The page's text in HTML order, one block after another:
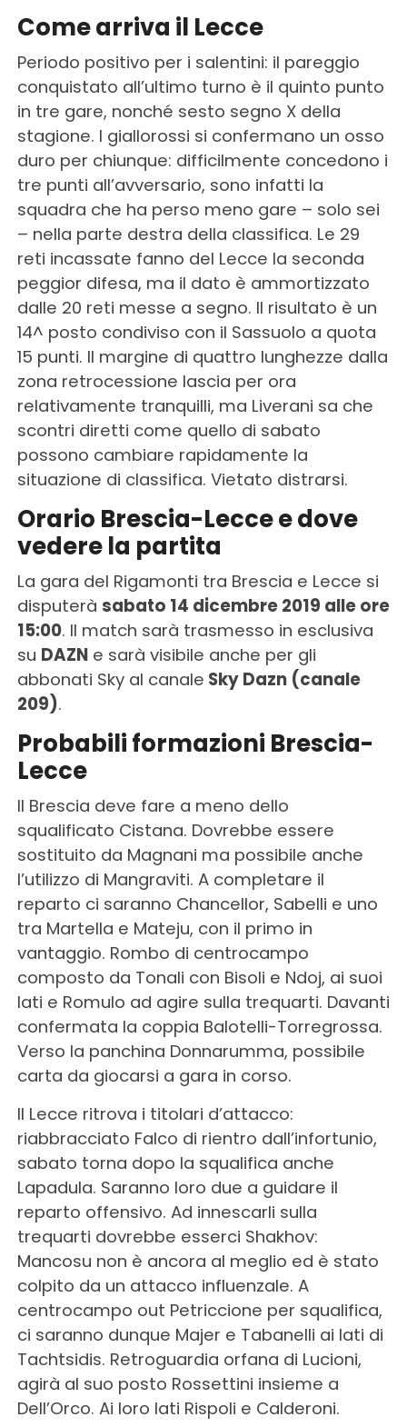
Come arriva il Lecce
Periodo positivo per i salentini: il pareggio
conquistato all’ultimo turno è il quinto punto
in tre gare, nonché sesto segno X della
stagione. I giallorossi si confermano un osso
duro per chiunque: difficilmente concedono i
tre punti all’avversario, sono infatti la
squadra che ha perso meno gare – solo sei
– nella parte destra della classifica. Le 29
reti incassate fanno del Lecce la seconda
peggior difesa, ma il dato è ammortizzato
dalle 20 reti messe a segno. Il risultato è un
14^ posto condiviso con il Sassuolo a quota
15 punti. Il margine di quattro lunghezze dalla
zona retrocessione lascia per ora
relativamente tranquilli, ma Liverani sa che
scontri diretti come quello di sabato
possono cambiare rapidamente la
situazione di classifica. Vietato distrarsi.
Orario Brescia-Lecce e dove
vedere la partita
La gara del Rigamonti tra Brescia e Lecce si
disputerà sabato 14 dicembre 2019 alle ore
15:00. Il match sarà trasmesso in esclusiva
su DAZNe sarà visibile anche per gli
abbonati Sky al canale Sky Dazn (canale
209).
Probabili formazioni Brescia-
Lecce
Il Brescia deve fare a meno dello
squalificato Cistana. Dovrebbe essere
sostituito da Magnani ma possibile anche
l’utilizzo di Mangraviti. A completare il
reparto ci saranno Chancellor, Sabelli e uno
tra Martella e Mateju, con il primo in
vantaggio. Rombo di centrocampo
composto da Tonali con Bisoli e Ndoj, ai suoi
lati e Romulo ad agire sulla trequarti. Davanti
confermata la coppia Balotelli-Torregrossa.
Verso la panchina Donnarumma, possibile
carta da giocarsi a gara in corso.
Il Lecce ritrova i titolari d’attacco:
riabbracciato Falco di rientro dall’infortunio,
sabato torna dopo la squalifica anche
Lapadula. Saranno loro due a guidare il
reparto offensivo. Ad innescarli sulla
trequarti dovrebbe esserci Shakhov:
Mancosu non è ancora al meglio ed è stato
colpito da un attacco influenzale. A
centrocampo out Petriccione per squalifica,
ci saranno dunque Majer e Tabanelli ai lati di
Tachtsidis. Retroguardia orfana di Lucioni,
agirà al suo posto Rossettini insieme a
Dell’Orco. Ai loro lati Rispoli e Calderoni.